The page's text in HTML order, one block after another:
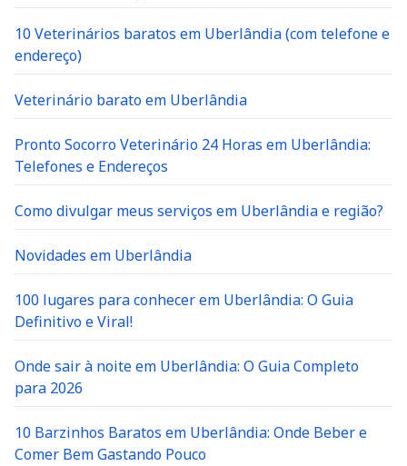
10 Veterinários baratos em Uberlândia (com telefone e
endereço)
Veterinário barato em Uberlândia
Pronto Socorro Veterinário 24 Horas em Uberlândia:
Telefones e Endereços
Como divulgar meus serviços em Uberlândia e região?
Novidades em Uberlândia
100 lugares para conhecer em Uberlândia: O Guia
Definitivo e Viral!
Onde sair à noite em Uberlândia: O Guia Completo
para 2026
10 Barzinhos Baratos em Uberlândia: Onde Beber e
Comer Bem Gastando Pouco